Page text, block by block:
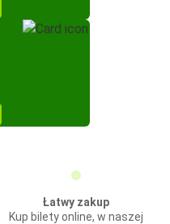
Łatwy zakup
Kup bilety online, w naszej